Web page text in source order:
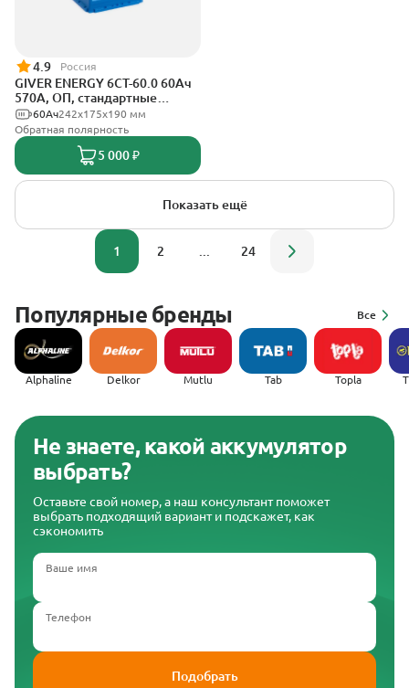
4.9 Россия
GIVER ENERGY 6СТ-60.0 60Ач
570А, ОП, стандартные
клеммы242х175х190 мм
60Ач
Обратная полярность
5 000 ₽
Показать ещё
1 2 24
Популярные бренды Все
Alphaline Delkor Mutlu Tab Topla
Не знаете, какой аккумулятор
выбрать?
Оставьте свой номер, а наш консультант поможет
выбрать подходящий вариант и подскажет, как
сэкономить
Ваше имя
Телефон
Подобрать